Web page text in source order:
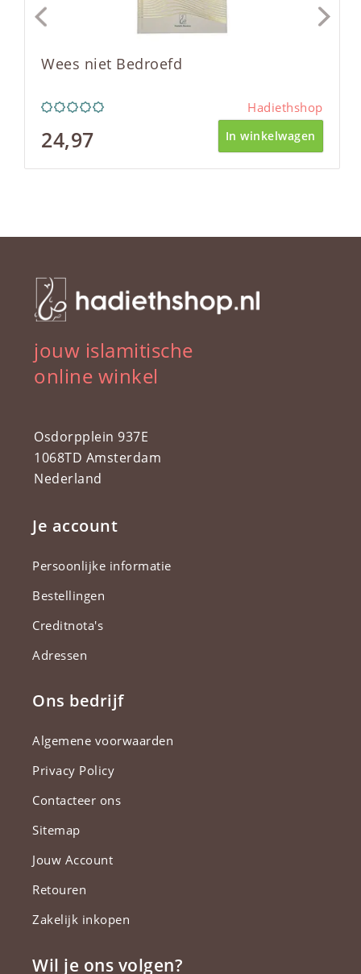
Wees niet Bedroefd
Hadiethshop
24,97 In winkelwagen
jouw islamitische
online winkel
Osdorpplein 937E
1068TD Amsterdam
Nederland
Je account
Persoonlijke informatie
Bestellingen
Creditnota's
Adressen
Ons bedrijf
Algemene voorwaarden
Privacy Policy
Contacteer ons
Sitemap
Jouw Account
Retouren
Zakelijk inkopen
Wil je ons volgen?